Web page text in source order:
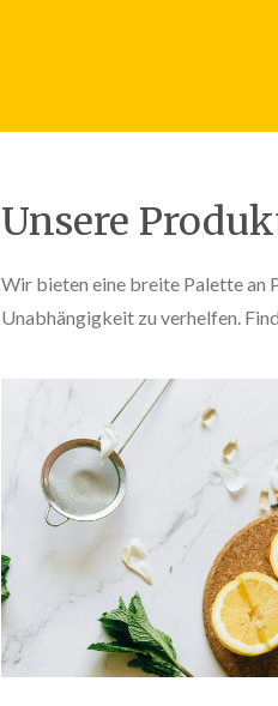
Unsere
Wir bieten eine breite Palette an
Unabhängigkeit zu verhelfen.